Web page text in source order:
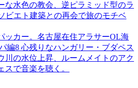
な水色の教会、逆ピラミッド型のラ
ビエト建築との再会で旅のモチベ
ッカー。名古屋在住アラサーOL海
編8 心残りなハンガリー・ブダペス
川の水位上昇、ルームメイトのアク
スで音楽を聴く。